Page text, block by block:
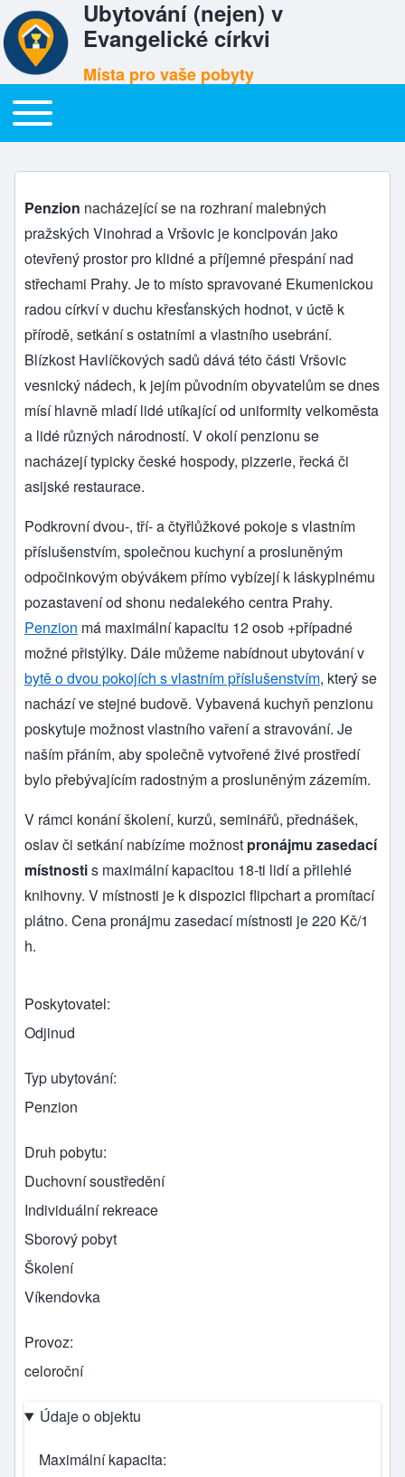
Ubytování (nejen) v
Evangelické církvi
Místa pro vaše pobyty
Hlavní menu
Toggle main menu
Penzion Betel - Praha
Penzion nacházející se na rozhraní malebných
pražských Vinohrad a Vršovic je koncipován jako
otevřený prostor pro klidné a příjemné přespání nad
střechami Prahy. Je to místo spravované Ekumenickou
radou církví v duchu křesťanských hodnot, v úctě k
přírodě, setkání s ostatními a vlastního usebrání.
Blízkost Havlíčkových sadů dává této části Vršovic
vesnický nádech, k jejím původním obyvatelům se dnes
mísí hlavně mladí lidé utíkající od uniformity velkoměsta
a lidé různých národností. V okolí penzionu se
nacházejí typicky české hospody, pizzerie, řecká či
asijské restaurace.
Podkrovní dvou-, tří- a čtyřlůžkové pokoje s vlastním
příslušenstvím, společnou kuchyní a prosluněným
odpočinkovým obývákem přímo vybízejí k láskyplnému
pozastavení od shonu nedalekého centra Prahy.
Penzion má maximální kapacitu 12 osob +případné
možné přistýlky. Dále můžeme nabídnout ubytování v
bytě o dvou pokojích s vlastním příslušenstvím, který se
nachází ve stejné budově. Vybavená kuchyň penzionu
poskytuje možnost vlastního vaření a stravování. Je
naším přáním, aby společně vytvořené živé prostředí
bylo přebývajícím radostným a prosluněným zázemím.
V rámci konání školení, kurzů, seminářů, přednášek,
oslav či setkání nabízíme možnost pronájmu zasedací
místnostis maximální kapacitou 18-ti lidí a přilehlé
knihovny. V místnosti je k dispozici flipchart a promítací
plátno. Cena pronájmu zasedací místnosti je 220 Kč/1
h.
Poskytovatel
Odjinud
Typ ubytování
Penzion
Druh pobytu
Duchovní soustředění
Individuální rekreace
Sborový pobyt
Školení
Víkendovka
Provoz
celoroční
Údaje o objektu
Maximální kapacita